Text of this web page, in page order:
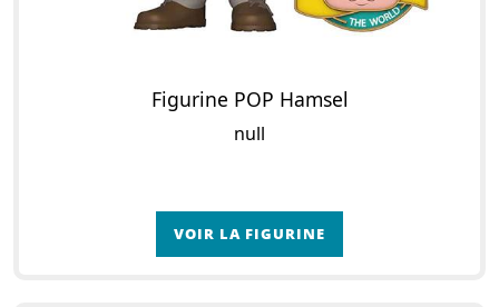
Figurine POP Hamsel
null
VOIR LA FIGURINE